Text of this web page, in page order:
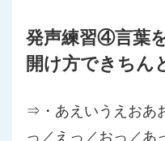
発声練習④言葉
開け方できちん
⇒・あえいうえおあ
っ／えっ／おっ／あ